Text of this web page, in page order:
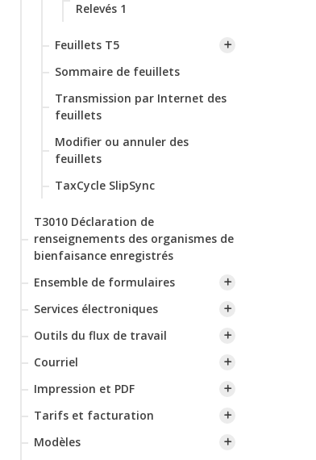
Relevés 1
‌Feuillets T5
Sommaire de feuillets
Transmission par Internet des
feuillets
‌Modifier ou annuler des
feuillets
TaxCycle SlipSync
T3010 Déclaration de
renseignements des organismes de
bienfaisance enregistrés
Ensemble de formulaires
Services électroniques
Outils du flux de travail
Courriel
Impression et PDF
Tarifs et facturation
Modèles